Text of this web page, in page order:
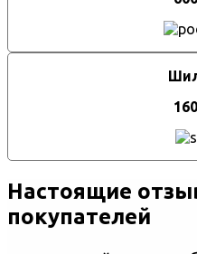
Настоящие
покупателей